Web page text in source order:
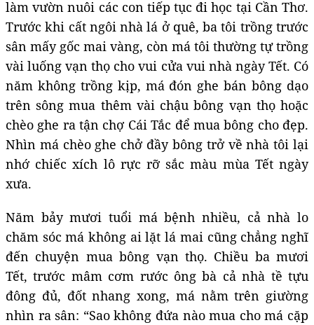
làm vườn nuôi các con tiếp tục đi học tại Cần Thơ.
Trước khi cất ngôi nhà lá ở quê, ba tôi trồng trước
sân mấy gốc mai vàng, còn má tôi thường tự trồng
vài luống vạn thọ cho vui cửa vui nhà ngày Tết. Có
năm không trồng kịp, má đón ghe bán bông dạo
trên sông mua thêm vài chậu bông vạn thọ hoặc
chèo ghe ra tận chợ Cái Tắc để mua bông cho đẹp.
Nhìn má chèo ghe chở đầy bông trở về nhà tôi lại
nhớ chiếc xích lô rực rỡ sắc màu mùa Tết ngày
xưa.
Năm bảy mươi tuổi má bệnh nhiều, cả nhà lo
chăm sóc má không ai lặt lá mai cũng chẳng nghĩ
đến chuyện mua bông vạn thọ. Chiều ba mươi
Tết, trước mâm cơm rước ông bà cả nhà tề tựu
đông đủ, đốt nhang xong, má nằm trên giường
nhìn ra sân: “Sao không đứa nào mua cho má cặp